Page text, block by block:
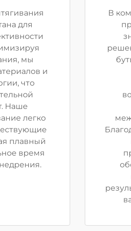
для
мы
и
что
Наше
легко
плавный
время
В